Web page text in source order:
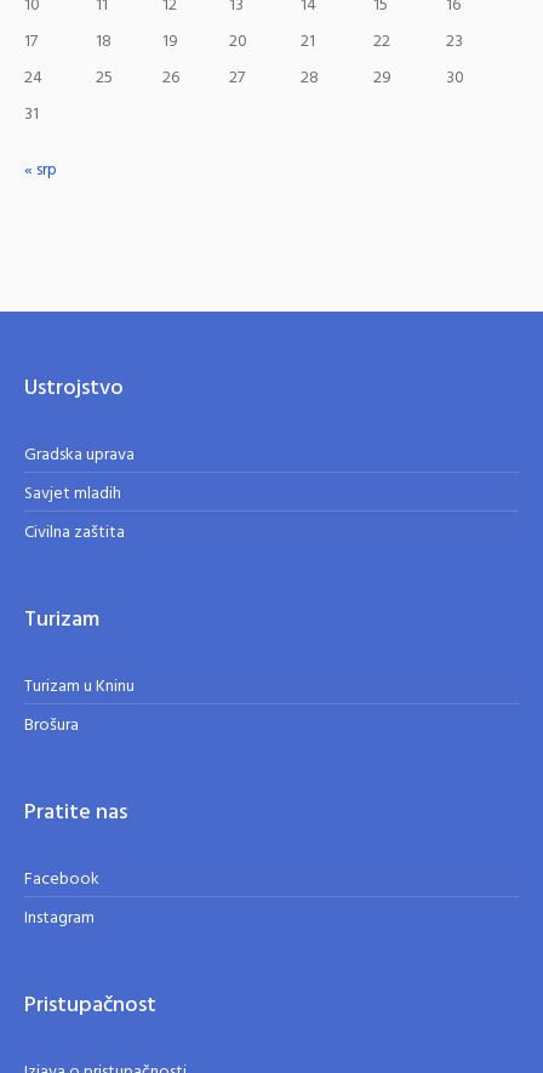
10
11 12 13 14 15
16
17
18 19 20 21 22
23
24
25 26 27 28 29
30
31
« srp
Ustrojstvo
Gradska uprava
Savjet mladih
Civilna zaštita
Turizam
Turizam u Kninu
Brošura
Pratite nas
Facebook
Instagram
Pristupačnost